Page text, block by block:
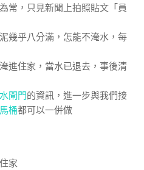
常，只見新聞上拍照貼文「員
幾乎八分滿，怎能不淹水，每
進住家，當水已退去，事後清
閘門的資訊，進一步與我們接
桶都可以一併做
家